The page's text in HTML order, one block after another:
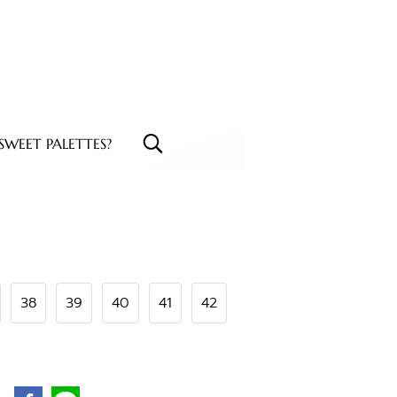
PALETTES?
38 39 40 41 42